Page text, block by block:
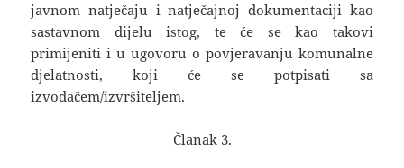
javnom natječaju i natječajnoj dokumentaciji kao
sastavnom dijelu istog, te će se kao takovi
primijeniti i u ugovoru o povjeravanju komunalne
djelatnosti, koji će se potpisati sa
izvođačem/izvršiteljem.
Članak 3.